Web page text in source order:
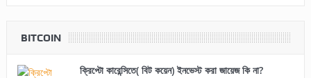
BITCOIN
ক্রিপ্টো কারেন্সিতে( বিট কয়েন) ইনভেস্ট করা জায়েজ কি না?